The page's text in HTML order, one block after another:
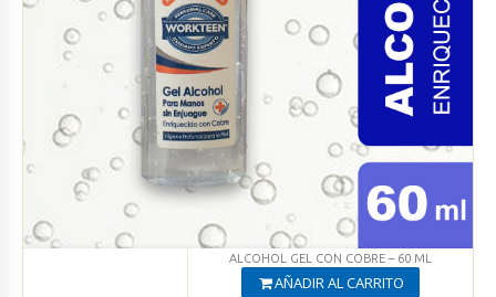
ALCOHOL GEL CON COBRE – 60 ML
AÑADIR AL CARRITO